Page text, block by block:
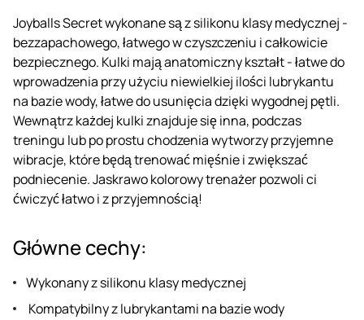
Joyballs Secret wykonane są z silikonu klasy medycznej -
bezzapachowego, łatwego w czyszczeniu i całkowicie
bezpiecznego. Kulki mają anatomiczny kształt - łatwe do
wprowadzenia przy użyciu niewielkiej ilości lubrykantu
na bazie wody, łatwe do usunięcia dzięki wygodnej pętli.
Wewnątrz każdej kulki znajduje się inna, podczas
treningu lub po prostu chodzenia wytworzy przyjemne
wibracje, które będą trenować mięśnie i zwiększać
podniecenie. Jaskrawo kolorowy trenażer pozwoli ci
ćwiczyć łatwo i z przyjemnością!
Główne cechy:
Wykonany z silikonu klasy medycznej
Kompatybilny z lubrykantami na bazie wody